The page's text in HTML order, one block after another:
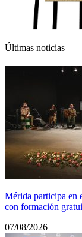
Últimas noticias
Mérida participa en
con formación
07/08/2026